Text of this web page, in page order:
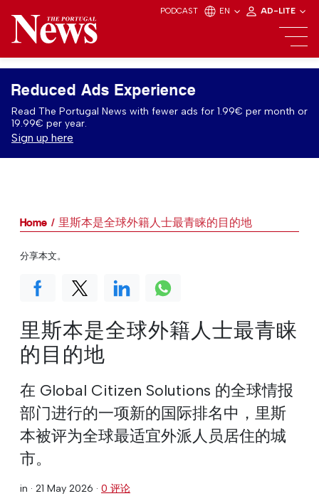
PODCAST EN AD-LITE
Reduced Ads Experience
Read The Portugal News with fewer ads for 1.99€ per month or
19.99€ per year.
Sign up here
Home 里斯本是全球外籍人士最青睐的目的地
里斯本是全球外籍人士最青睐
的目的地
在 Global Citizen Solutions 的全球情报
部门进行的一项新的国际排名中，里斯
本被评为全球最适宜外派人员居住的城
市。
in · 21 May 2026 · 0 评论
分享本文。